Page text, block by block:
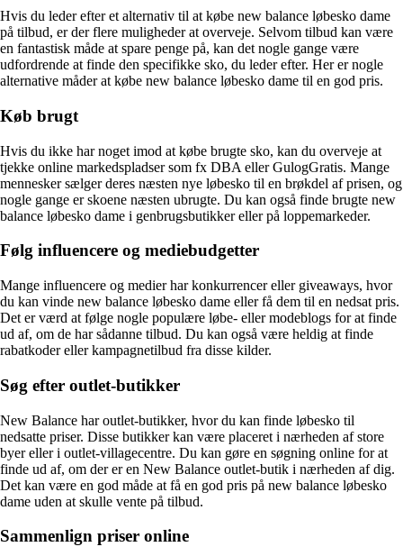
Hvis du leder efter et alternativ til at købe new balance løbesko dame
på tilbud, er der flere muligheder at overveje. Selvom tilbud kan være
en fantastisk måde at spare penge på, kan det nogle gange være
udfordrende at finde den specifikke sko, du leder efter. Her er nogle
alternative måder at købe new balance løbesko dame til en god pris.
Køb brugt
Hvis du ikke har noget imod at købe brugte sko, kan du overveje at
tjekke online markedspladser som fx DBA eller GulogGratis. Mange
mennesker sælger deres næsten nye løbesko til en brøkdel af prisen, og
nogle gange er skoene næsten ubrugte. Du kan også finde brugte new
balance løbesko dame i genbrugsbutikker eller på loppemarkeder.
Følg influencere og mediebudgetter
Mange influencere og medier har konkurrencer eller giveaways, hvor
du kan vinde new balance løbesko dame eller få dem til en nedsat pris.
Det er værd at følge nogle populære løbe- eller modeblogs for at finde
ud af, om de har sådanne tilbud. Du kan også være heldig at finde
rabatkoder eller kampagnetilbud fra disse kilder.
Søg efter outlet-butikker
New Balance har outlet-butikker, hvor du kan finde løbesko til
nedsatte priser. Disse butikker kan være placeret i nærheden af store
byer eller i outlet-villagecentre. Du kan gøre en søgning online for at
finde ud af, om der er en New Balance outlet-butik i nærheden af dig.
Det kan være en god måde at få en god pris på new balance løbesko
dame uden at skulle vente på tilbud.
Sammenlign priser online